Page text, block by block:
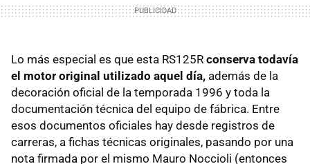
Lo más especial es que esta RS125R conserva todavía
el motor original utilizado aquel día, además de la
decoración oficial de la temporada 1996 y toda la
documentación técnica del equipo de fábrica. Entre
esos documentos oficiales hay desde registros de
carreras, a fichas técnicas originales, pasando por una
nota firmada por el mismo Mauro Noccioli (entonces